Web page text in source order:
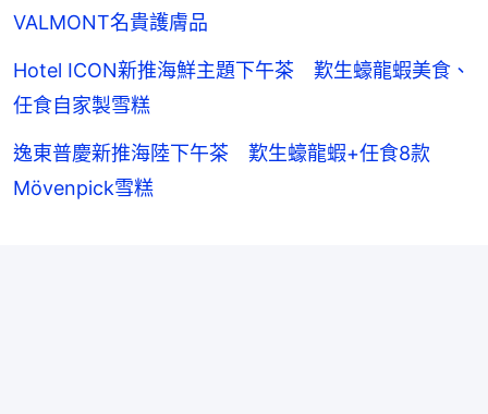
VALMONT名貴護膚品
Hotel ICON新推海鮮主題下午茶 歎生蠔龍蝦美食、
任食自家製雪糕
逸東普慶新推海陸下午茶 歎生蠔龍蝦+任食8款
Mövenpick雪糕